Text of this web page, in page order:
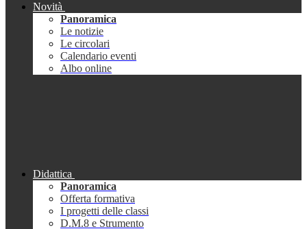
Novità
Panoramica
Le notizie
Le circolari
Calendario eventi
Albo online
Didattica
Panoramica
Offerta formativa
I progetti delle classi
D.M.8 e Strumento